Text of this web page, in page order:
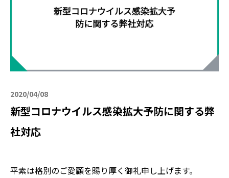
2020/04/08
新型コロナウイルス感染拡大予防に関する弊
社対応
平素は格別のご愛顧を賜り厚く御礼申し上げます。